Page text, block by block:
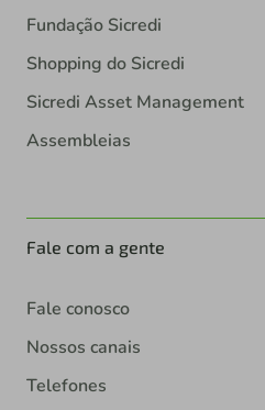
Fundação Sicredi
Shopping do Sicredi
Sicredi Asset Management
Assembleias
Fale com a gente
Fale conosco
Nossos canais
Telefones